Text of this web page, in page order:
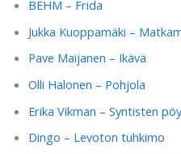
BEHM – Frida
Jukka Kuoppamäki –
Pave Maijanen – Ikävä
Olli Halonen – Pohjola
Erika Vikman – Syntisten
Dingo – Levoton tuhkimo